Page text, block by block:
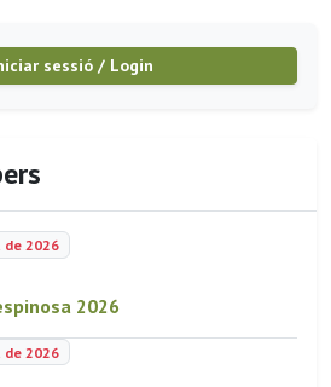
sessió / Login
de 2026
2026
de 2026